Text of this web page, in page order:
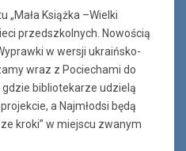
„Mała Książka –Wielki
przedszkolnych. Nowością
w wersji ukraińsko-
wraz z Pociechami do
gdzie bibliotekarze udzielą
a Najmłodsi będą
kroki” w miejscu zwanym